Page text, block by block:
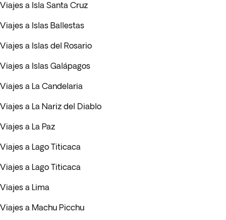
Viajes a Isla Santa Cruz
Viajes a Islas Ballestas
Viajes a Islas del Rosario
Viajes a Islas Galápagos
Viajes a La Candelaria
Viajes a La Nariz del Diablo
Viajes a La Paz
Viajes a Lago Titicaca
Viajes a Lago Titicaca
Viajes a Lima
Viajes a Machu Picchu